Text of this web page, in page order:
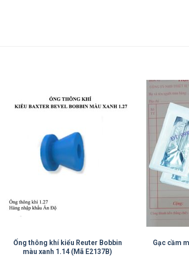
Ống thông khí kiểu Reuter Bobbin
màu xanh 1.14 (Mã E2137B)
Gạc cầm